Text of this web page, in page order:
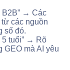
B2B” → Các
các nguồn
số đó.
5 tuổi” → Rõ
GEO mà AI yêu